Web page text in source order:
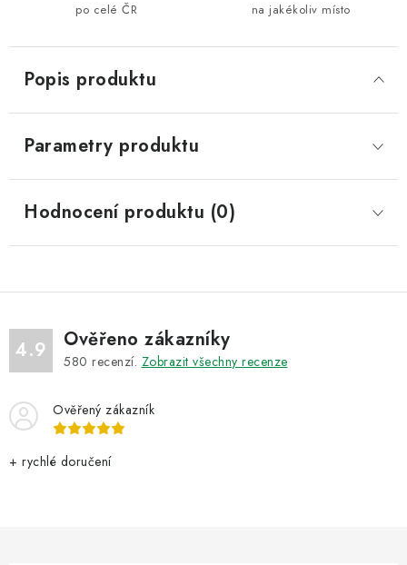
po celé ČR na jakékoliv místo
Popis produktu
Parametry produktu
Hodnocení produktu (0)
4.9 Ověřeno zákazníky
580 recenzí. Zobrazit všechny recenze
Ověřený zákazník
+ rychlé doručení